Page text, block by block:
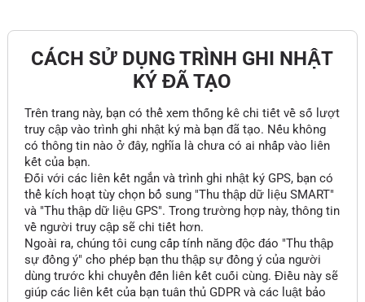
CÁCH SỬ DỤNG TRÌNH GHI NHẬT
KÝ ĐÃ TẠO
Trên trang này, bạn có thể xem thống kê chi tiết về số lượt
truy cập vào trình ghi nhật ký mà bạn đã tạo. Nếu không
có thông tin nào ở đây, nghĩa là chưa có ai nhấp vào liên
kết của bạn.
Đối với các liên kết ngắn và trình ghi nhật ký GPS, bạn có
thể kích hoạt tùy chọn bổ sung "Thu thập dữ liệu SMART"
và "Thu thập dữ liệu GPS". Trong trường hợp này, thông tin
về người truy cập sẽ chi tiết hơn.
Ngoài ra, chúng tôi cung cấp tính năng độc đáo "Thu thập
sự đồng ý" cho phép bạn thu thập sự đồng ý của người
dùng trước khi chuyển đến liên kết cuối cùng. Điều này sẽ
giúp các liên kết của bạn tuân thủ GDPR và các luật bảo